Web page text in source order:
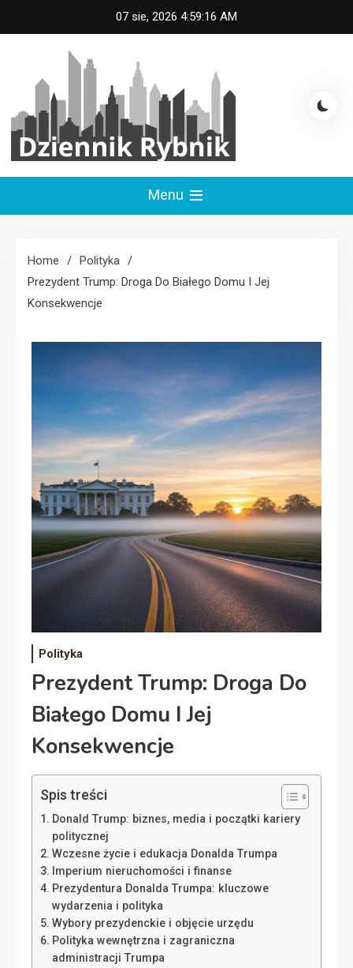
to
07 sie, 2026 4:59:16 AM
Dziennik Rybnik
Menu
Home
Polityka
Prezydent Trump: Droga Do Białego Domu I Jej
Konsekwencje
Polityka
Prezydent Trump: Droga Do
Białego Domu I Jej
Konsekwencje
Spis treści
Donald Trump: biznes, media i początki kariery
politycznej
Wczesne życie i edukacja Donalda Trumpa
Imperium nieruchomości i finanse
Prezydentura Donalda Trumpa: kluczowe
wydarzenia i polityka
Wybory prezydenckie i objęcie urzędu
Polityka wewnętrzna i zagraniczna
administracji Trumpa